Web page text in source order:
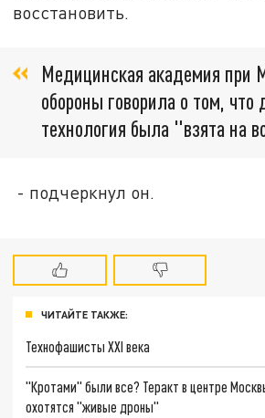
восстановить.
Медицинская академия при
обороны говорила о том, что
технология была "взята на
- подчеркнул он.
ЧИТАЙТЕ ТАКЖЕ:
Технофашисты XXI века
"Кротами" были все? Теракт в центре
охотятся "живые дроны"